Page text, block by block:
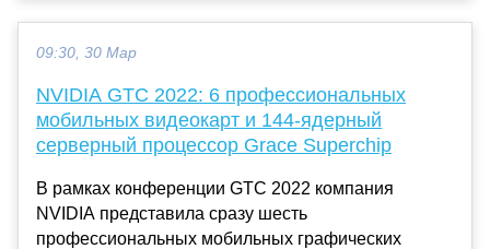
09:30, 30 Мар
NVIDIA GTC 2022: 6 профессиональных
мобильных видеокарт и 144-ядерный
серверный процессор Grace Superchip
В рамках конференции GTC 2022 компания
NVIDIA представила сразу шесть
профессиональных мобильных графических